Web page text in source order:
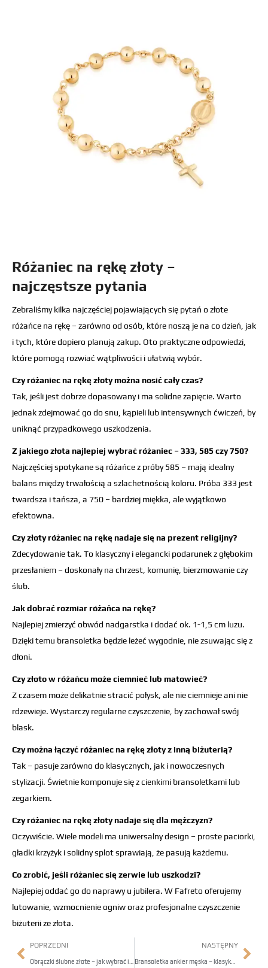
Różaniec na rękę złoty –
najczęstsze pytania
Zebraliśmy kilka najczęściej pojawiających się pytań o złote
różańce na rękę – zarówno od osób, które noszą je na co dzień, jak
i tych, które dopiero planują zakup. Oto praktyczne odpowiedzi,
które pomogą rozwiać wątpliwości i ułatwią wybór.
Czy różaniec na rękę złoty można nosić cały czas?
Tak, jeśli jest dobrze dopasowany i ma solidne zapięcie. Warto
jednak zdejmować go do snu, kąpieli lub intensywnych ćwiczeń, by
uniknąć przypadkowego uszkodzenia.
Z jakiego złota najlepiej wybrać różaniec – 333, 585 czy 750?
Najczęściej spotykane są różańce z próby 585 – mają idealny
balans między trwałością a szlachetnością koloru. Próba 333 jest
twardsza i tańsza, a 750 – bardziej miękka, ale wyjątkowo
efektowna.
Czy złoty różaniec na rękę nadaje się na prezent religijny?
Zdecydowanie tak. To klasyczny i elegancki podarunek z głębokim
przesłaniem – doskonały na chrzest, komunię, bierzmowanie czy
ślub.
Jak dobrać rozmiar różańca na rękę?
Najlepiej zmierzyć obwód nadgarstka i dodać ok. 1-1,5 cm luzu.
Dzięki temu bransoletka będzie leżeć wygodnie, nie zsuwając się z
dłoni.
Czy złoto w różańcu może ciemnieć lub matowieć?
Z czasem może delikatnie stracić połysk, ale nie ciemnieje ani nie
rdzewieje. Wystarczy regularne czyszczenie, by zachował swój
blask.
Czy można łączyć różaniec na rękę złoty z inną biżuterią?
Tak – pasuje zarówno do klasycznych, jak i nowoczesnych
stylizacji. Świetnie komponuje się z cienkimi bransoletkami lub
zegarkiem.
Czy różaniec na rękę złoty nadaje się dla mężczyzn?
Oczywiście. Wiele modeli ma uniwersalny design – proste paciorki,
gładki krzyżyk i solidny splot sprawiają, że pasują każdemu.
Co zrobić, jeśli różaniec się zerwie lub uszkodzi?
Najlepiej oddać go do naprawy u jubilera. W Fafreto oferujemy
lutowanie, wzmocnienie ogniw oraz profesjonalne czyszczenie
biżuterii ze złota.
POPRZEDNI NASTĘPNY
Bransoletka ankier męska – klasyka w nowoczesnym wydaniu